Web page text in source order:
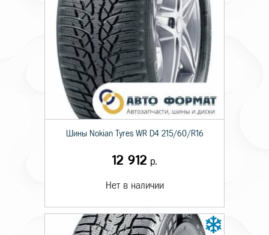
Шины Nokian Tyres WR D4 215/60/R16
12 912 р.
Нет в наличии